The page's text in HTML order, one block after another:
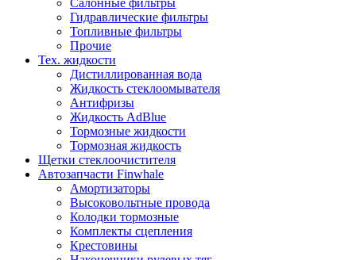
Салонные фильтры
Гидравлические фильтры
Топливные фильтры
Прочие
Тех. жидкости
Дистиллированная вода
Жидкость стеклоомывателя
Антифризы
Жидкость AdBlue
Тормозные жидкости
Тормозная жидкость
Щетки стеклоочистителя
Автозапчасти Finwhale
Амортизаторы
Высоковольтные провода
Колодки тормозные
Комплекты сцепления
Крестовины